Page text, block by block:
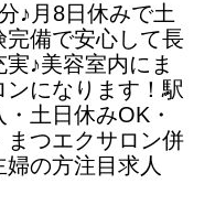
♪月8日休みで土
備で安心して長
♪美容室内にま
になります！駅
土日休みOK・
つエクサロン併
の方注目求人